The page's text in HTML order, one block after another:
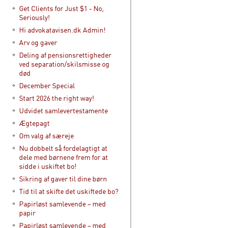
Get Clients for Just $1 - No,
Seriously!
Hi advokatavisen.dk Admin!
Arv og gaver
Deling af pensionsrettigheder
ved separation/skilsmisse og
død
December Special
Start 2026 the right way!
Udvidet samlevertestamente
Ægtepagt
Om valg af særeje
Nu dobbelt så fordelagtigt at
dele med børnene frem for at
sidde i uskiftet bo!
Sikring af gaver til dine børn
Tid til at skifte det uskiftede bo?
Papirløst samlevende – med
papir
Papirløst samlevende – med